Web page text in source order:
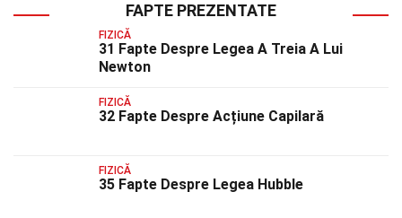
FAPTE PREZENTATE
FIZICĂ
31 Fapte Despre Legea A Treia A Lui
Newton
FIZICĂ
32 Fapte Despre Acțiune Capilară
FIZICĂ
35 Fapte Despre Legea Hubble